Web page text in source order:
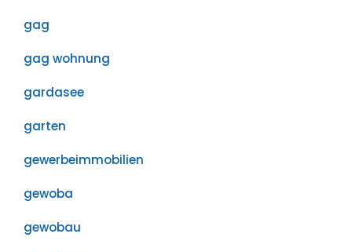
gag
gag wohnung
gardasee
garten
gewerbeimmobilien
gewoba
gewobau